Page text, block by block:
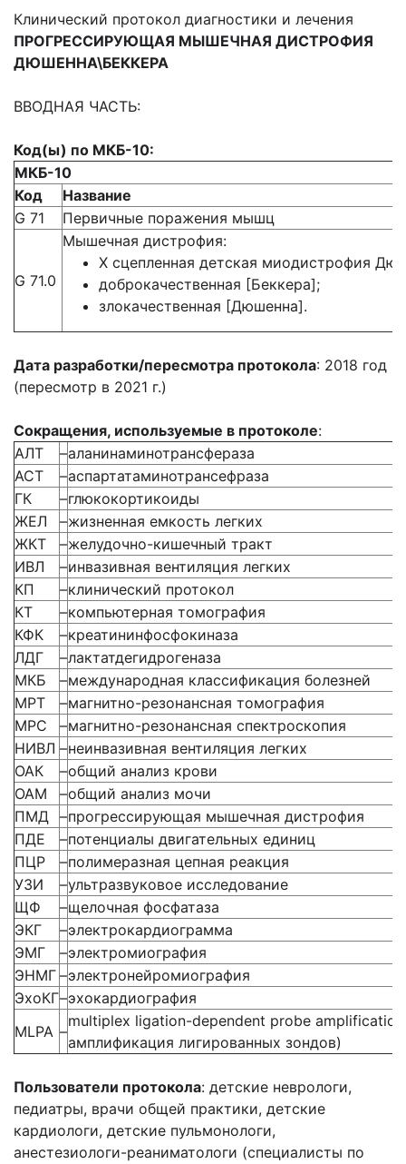
Клинический протокол диагностики и лечения
ПРОГРЕССИРУЮЩАЯ МЫШЕЧНАЯ ДИСТРОФИЯ
ДЮШЕННА\БЕККЕРА
ВВОДНАЯ ЧАСТЬ:
Код(ы) по МКБ-10:
МКБ-10
Код
Название
G 71
Первичные поражения мышц
G 71.0
Мышечная дистрофия:
Х сцепленная детская миодистрофия
доброкачественная [Беккера];
злокачественная [Дюшенна].
Дата разработки/пересмотра протокола: 2018 год
(пересмотр в 2021 г.)
Сокращения, используемые в протоколе:
АЛТ
–аланинаминотрансфераза
АСТ
–аспартатаминотрансефраза
ГК
–глюкокортикоиды
ЖЕЛ
–жизненная емкость легких
ЖКТ
–желудочно-кишечный тракт
ИВЛ
–инвазивная вентиляция легких
КП
–клинический протокол
КТ
–компьютерная томография
КФК
–креатининфосфокиназа
ЛДГ
–лактатдегидрогеназа
МКБ
–международная классификация болезней
МРТ
–магнитно-резонансная томография
МРС
–магнитно-резонансная спектроскопия
НИВЛ –неинвазивная вентиляция легких
ОАК
–общий анализ крови
ОАМ
–общий анализ мочи
ПМД –прогрессирующая мышечная дистрофия
ПДЕ
–потенциалы двигательных единиц
ПЦР
–полимеразная цепная реакция
УЗИ
–ультразвуковое исследование
ЩФ
–щелочная фосфатаза
ЭКГ
–электрокардиограмма
ЭМГ
–электромиография
ЭНМГ –электронейромиография
ЭхоКГ–эхокардиография
MLPA –
multiplex ligation-dependent probe amplification
амплификация лигированных зондов)
Пользователи протокола: детские неврологи,
педиатры, врачи общей практики, детские
кардиологи, детские пульмонологи,
анестезиологи-реаниматологи (специалисты по